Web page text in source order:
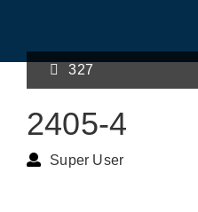
327
2405-4
Super User